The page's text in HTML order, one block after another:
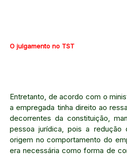
O julgamento no TST
Entretanto, de acordo com o
a empregada tinha direito ao
decorrentes da constituição,
pessoa jurídica, pois a redução
origem no comportamento do
era necessária como forma de